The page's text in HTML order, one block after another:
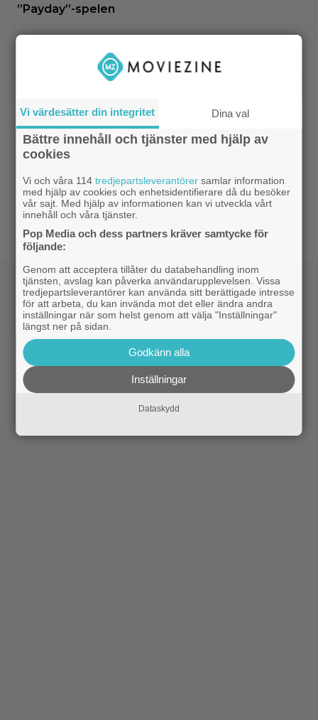
”Payday”-spelen
Prime Video – 8,1 på IMDb
på OnlyFans än som skådis – drog in 200 000
Klassiker|
Biotoppen| 500 000 svenskar har nu sett ”The
Odyssey” på bio
Vi värdesätter din integritet Dina val
Bättre innehåll och tjänster med hjälp av
cookies
Vi och våra 114tredjepartsleverantörer samlar information
med hjälp av cookies och enhetsidentifierare då du besöker
vår sajt. Med hjälp av informationen kan vi utveckla vårt
innehåll och våra tjänster.
Pop Media och dess partners kräver samtycke för
följande:
Genom att acceptera tillåter du databehandling inom
tjänsten, avslag kan påverka användarupplevelsen. Vissa
tredjepartsleverantörer kan använda sitt berättigade intresse
för att arbeta, du kan invända mot det eller ändra andra
inställningar när som helst genom att välja "Inställningar"
längst ner på sidan.
Godkänn alla
Inställningar
Dataskydd